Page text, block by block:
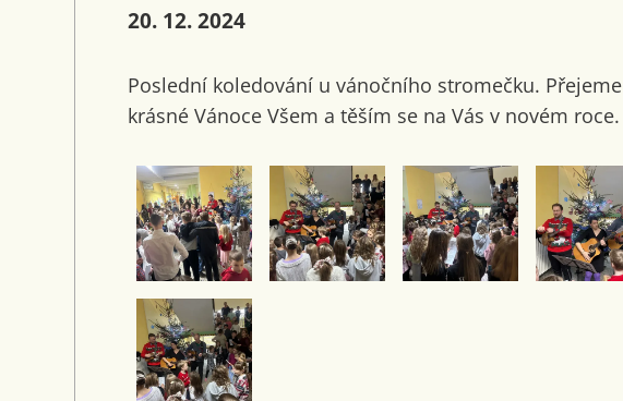
20. 12. 2024
Poslední koledování u vánočního stromečku. Přejeme
krásné Vánoce Všem a těším se na Vás v novém roce.